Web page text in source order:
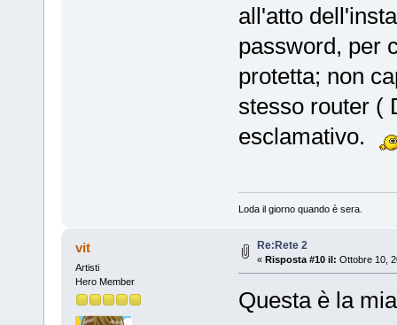
all'atto
password, per
protetta; non
stesso router (
esclamativo.
Loda il giorno quando è sera.
vit
Artisti
Hero Member
Re:Rete 2
« Risposta #10 il: Ottobre 10,
Questa è la